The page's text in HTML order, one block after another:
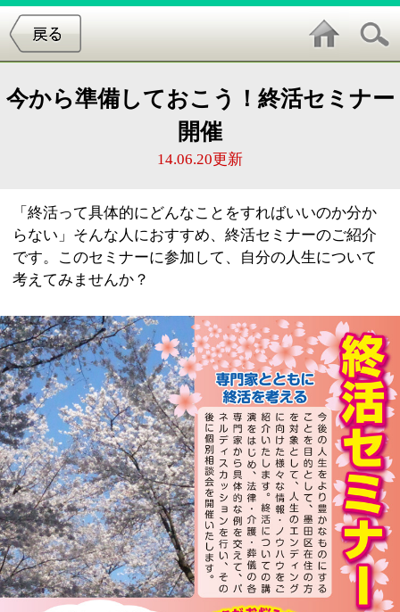
開催
「終活って具体的にどんなことをすればいいのか分か
らない」そんな人におすすめ、終活セミナーのご紹介